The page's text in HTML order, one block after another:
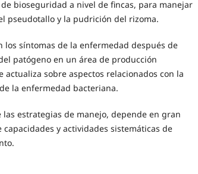
bioseguridad a nivel de fincas, para manejar
pseudotallo y la pudrición del rizoma.
los síntomas de la enfermedad después de
patógeno en un área de producción
actualiza sobre aspectos relacionados con la
la enfermedad bacteriana.
las estrategias de manejo, depende en gran
y actividades sistemáticas de